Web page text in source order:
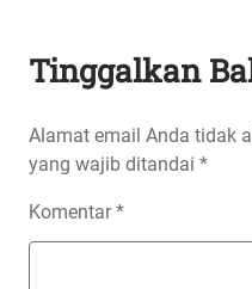
Tinggalkan
Alamat email Anda tidak
yang wajib ditandai *
Komentar*